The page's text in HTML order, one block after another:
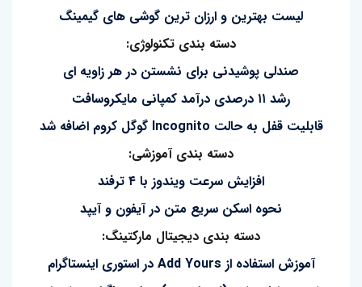
لیست بهترین و ارزان ترین گوشی های گیمینگ
دسته بندی تکنولوژی:
صندلی پوشیدنی برای نشستن در هر زاویه ای
رشد ۱۱ درصدی درآمد کمپانی مایکروسافت
قابلیت قفل به حالت Incognito گوگل کروم اضافه شد
دسته بندی آموزشی:
افزایش سرعت ویندوز با ۴ ترفند
نحوه اسکن سریع متن در آیفون و آیپد
دسته بندی دیجیتال مارکتینگ:
آموزش استفاده از Add Yours در استوری اینستاگرام